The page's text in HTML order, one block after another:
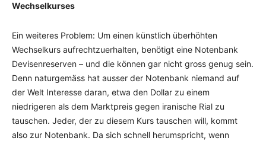
Wechselkurses
Ein weiteres Problem: Um einen künstlich überhöhten
Wechselkurs aufrechtzuerhalten, benötigt eine Notenbank
Devisenreserven – und die können gar nicht gross genug sein.
Denn naturgemäss hat ausser der Notenbank niemand auf
der Welt Interesse daran, etwa den Dollar zu einem
niedrigeren als dem Marktpreis gegen iranische Rial zu
tauschen. Jeder, der zu diesem Kurs tauschen will, kommt
also zur Notenbank. Da sich schnell herumspricht, wenn